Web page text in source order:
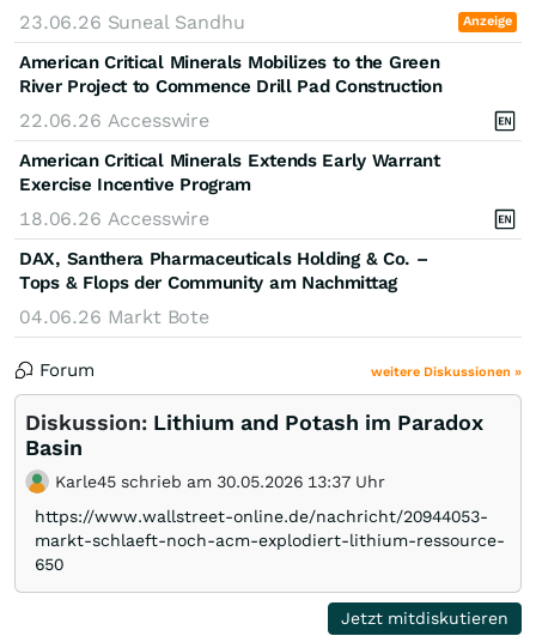
23.06.26 Suneal Sandhu Anzeige
American Critical Minerals Mobilizes to the Green
River Project to Commence Drill Pad Construction
22.06.26 Accesswire
American Critical Minerals Extends Early Warrant
Exercise Incentive Program
18.06.26 Accesswire
DAX, Santhera Pharmaceuticals Holding & Co. –
Tops & Flops der Community am Nachmittag
04.06.26 Markt Bote
Forum weitere Diskussionen »
Diskussion: Lithium and Potash im Paradox
Basin
Karle45 schrieb am 30.05.2026 13:37 Uhr
https://www.wallstreet-online.de/nachricht/20944053-
markt-schlaeft-noch-acm-explodiert-lithium-ressource-
650
Jetzt mitdiskutieren